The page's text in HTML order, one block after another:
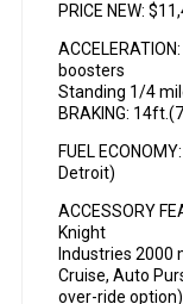
PRICE NEW:
boosters
Standing 1/4
BRAKING:
FUEL
Detroit)
ACCESSORY
Knight
Industries 2000
Cruise, Auto
over-ride